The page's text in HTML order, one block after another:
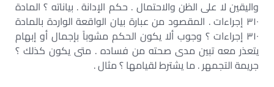
واليقين لا على الظن والاحتمال . حكم الإدانة . بياناته ؟ المادة
٣١٠ إجراءات . المقصود من عبارة بيان الواقعة الواردة بالمادة
٣١٠ إجراءات ؟ وجوب ألا يكون الحكم مشوباً بإجمال أو إبهام
يتعذر معه تبين مدى صحته من فساده . متى يكون كذلك ؟
جريمة التجمهر . ما يشترط لقيامها ؟ مثال .